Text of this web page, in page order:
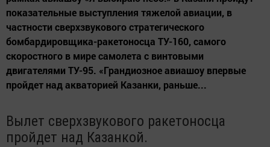
показательные выступления тяжелой авиации, в
частности сверхзвукового стратегического
бомбардировщика-ракетоносца ТУ-160, самого
скоростного в мире самолета с винтовыми
двигателями ТУ-95. «Грандиозное авиашоу впервые
пройдет над акваторией Казанки, раньше...
Вылет сверхзвукового ракетоносца
пройдет над Казанкой.